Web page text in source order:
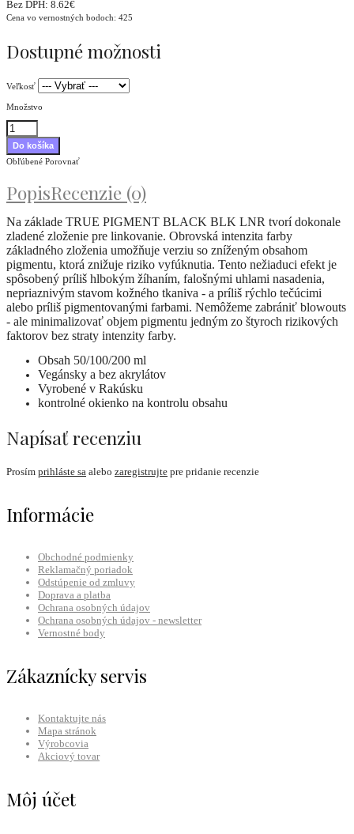
Bez DPH: 8.62€
Cena vo vernostných bodoch: 425
Dostupné možnosti
Veľkosť
Množstvo
Obľúbené Porovnať
PopisRecenzie (0)
Na základe TRUE PIGMENT BLACK BLK LNR tvorí dokonale
zladené zloženie pre linkovanie. Obrovská intenzita farby
základného zloženia umožňuje verziu so zníženým obsahom
pigmentu, ktorá znižuje riziko vyfúknutia. Tento nežiaduci efekt je
spôsobený príliš hlbokým žíhaním, falošnými uhlami nasadenia,
nepriaznivým stavom kožného tkaniva - a príliš rýchlo tečúcimi
alebo príliš pigmentovanými farbami. Nemôžeme zabrániť blowouts
- ale minimalizovať objem pigmentu jedným zo štyroch rizikových
faktorov bez straty intenzity farby.
Obsah 50/100/200 ml
Vegánsky a bez akrylátov
Vyrobené v Rakúsku
kontrolné okienko na kontrolu obsahu
Napísať recenziu
Prosím prihláste sa alebo zaregistrujte pre pridanie recenzie
Informácie
Obchodné podmienky
Reklamačný poriadok
Odstúpenie od zmluvy
Doprava a platba
Ochrana osobných údajov
Ochrana osobných údajov - newsletter
Vernostné body
Zákaznícky servis
Kontaktujte nás
Mapa stránok
Výrobcovia
Akciový tovar
Môj účet